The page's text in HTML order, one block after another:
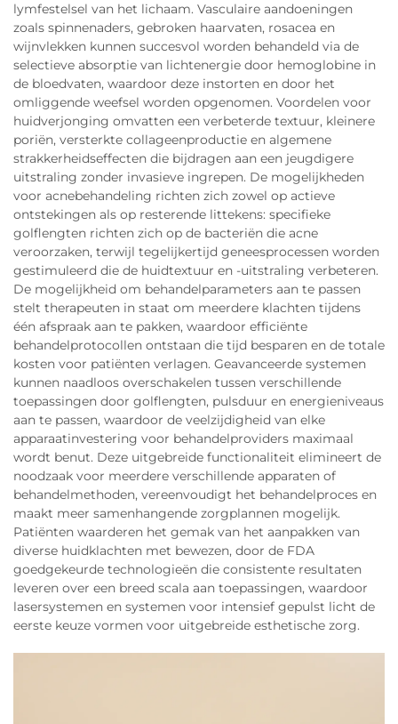
lymfestelsel van het lichaam. Vasculaire aandoeningen
zoals spinnenaders, gebroken haarvaten, rosacea en
wijnvlekken kunnen succesvol worden behandeld via de
selectieve absorptie van lichtenergie door hemoglobine in
de bloedvaten, waardoor deze instorten en door het
omliggende weefsel worden opgenomen. Voordelen voor
huidverjonging omvatten een verbeterde textuur, kleinere
poriën, versterkte collageenproductie en algemene
strakkerheidseffecten die bijdragen aan een jeugdigere
uitstraling zonder invasieve ingrepen. De mogelijkheden
voor acnebehandeling richten zich zowel op actieve
ontstekingen als op resterende littekens: specifieke
golflengten richten zich op de bacteriën die acne
veroorzaken, terwijl tegelijkertijd geneesprocessen worden
gestimuleerd die de huidtextuur en -uitstraling verbeteren.
De mogelijkheid om behandelparameters aan te passen
stelt therapeuten in staat om meerdere klachten tijdens
één afspraak aan te pakken, waardoor efficiënte
behandelprotocollen ontstaan die tijd besparen en de totale
kosten voor patiënten verlagen. Geavanceerde systemen
kunnen naadloos overschakelen tussen verschillende
toepassingen door golflengten, pulsduur en energieniveaus
aan te passen, waardoor de veelzijdigheid van elke
apparaatinvestering voor behandelproviders maximaal
wordt benut. Deze uitgebreide functionaliteit elimineert de
noodzaak voor meerdere verschillende apparaten of
behandelmethoden, vereenvoudigt het behandelproces en
maakt meer samenhangende zorgplannen mogelijk.
Patiënten waarderen het gemak van het aanpakken van
diverse huidklachten met bewezen, door de FDA
goedgekeurde technologieën die consistente resultaten
leveren over een breed scala aan toepassingen, waardoor
lasersystemen en systemen voor intensief gepulst licht de
eerste keuze vormen voor uitgebreide esthetische zorg.